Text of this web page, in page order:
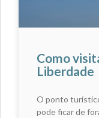
Como
Liberdade
O ponto
pode ficar de